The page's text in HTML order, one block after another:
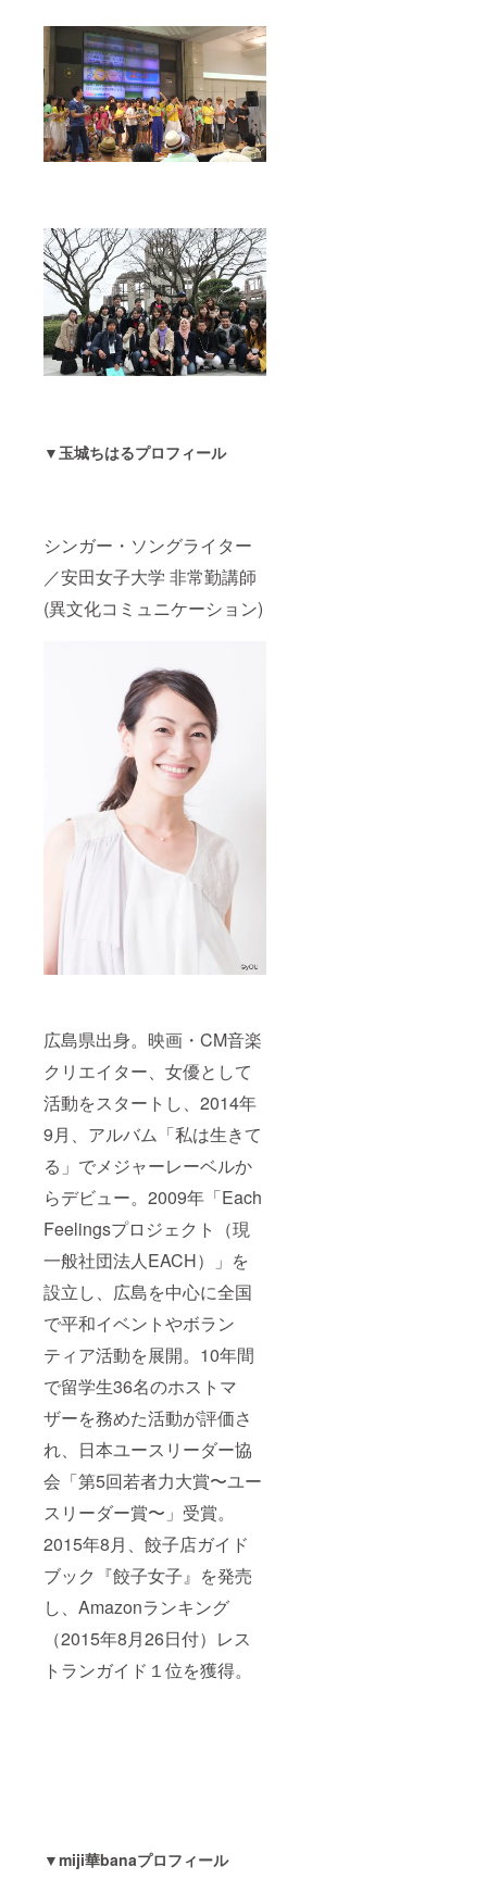
▼玉城ちはるプロフィール
シンガー・ソングライター
／安田女子大学 非常勤講師
(異文化コミュニケーション)
広島県出身。映画・CM音楽
クリエイター、女優として
活動をスタートし、2014年
9月、アルバム「私は生きて
る」でメジャーレーベルか
らデビュー。2009年「Each
Feelingsプロジェクト（現
一般社団法人EACH）」を
設立し、広島を中心に全国
で平和イベントやボラン
ティア活動を展開。10年間
で留学生36名のホストマ
ザーを務めた活動が評価さ
れ、日本ユースリーダー協
会「第5回若者力大賞〜ユー
スリーダー賞〜」受賞。
2015年8月、餃子店ガイド
ブック『餃子女子』を発売
し、Amazonランキング
（2015年8月26日付）レス
トランガイド１位を獲得。
▼miji華banaプロフィール